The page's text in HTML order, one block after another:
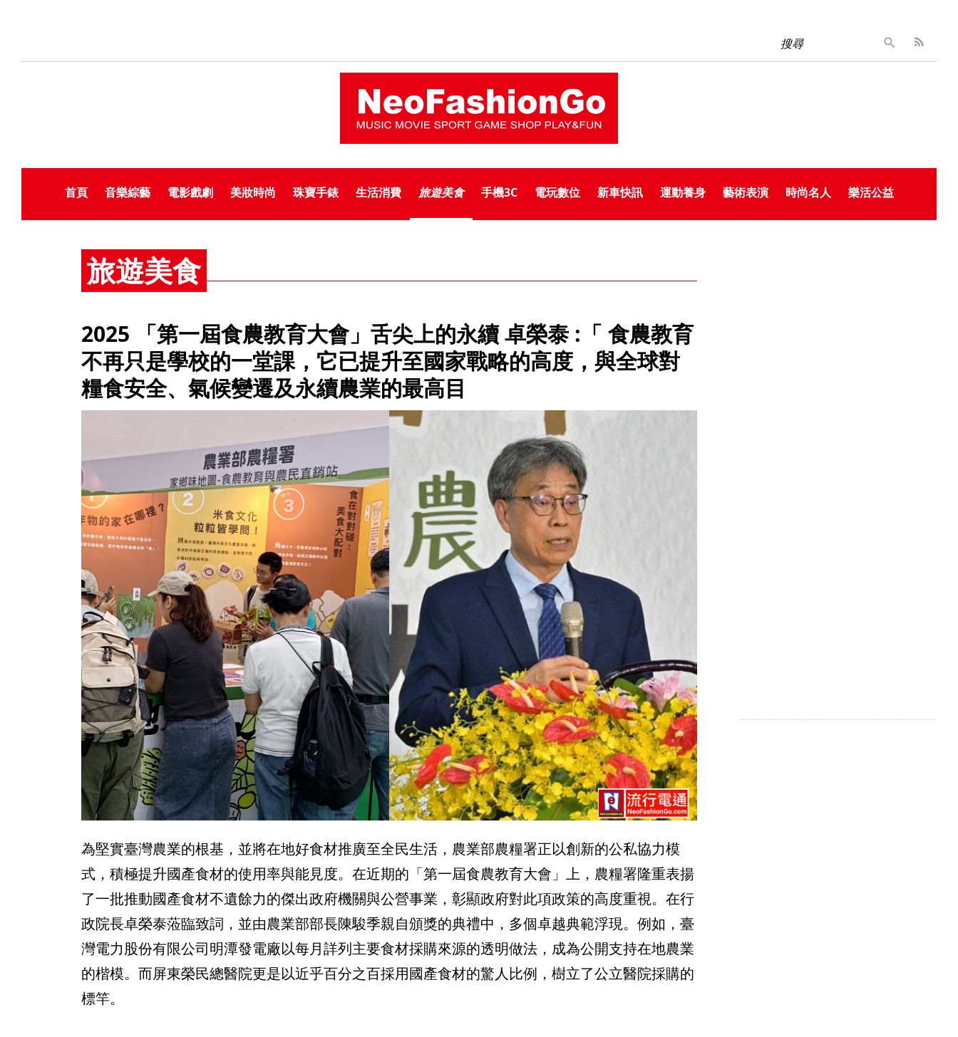
搜尋
首頁 音樂綜藝 電影戲劇 美妝時尚 珠寶手錶 生活消費 旅遊美食 手機3C 電玩數位 新車快訊 運動養身 藝術表演 時尚名人 樂活公益
旅遊美食
2025 「第一屆食農教育大會」舌尖上的永續 卓榮泰 :「 食農教育
不再只是學校的一堂課，它已提升至國家戰略的高度，與全球對
糧食安全、氣候變遷及永續農業的最高目
為堅實臺灣農業的根基，並將在地好食材推廣至全民生活，農業部農糧署正以創新的公私協力模
式，積極提升國產食材的使用率與能見度。在近期的「第一屆食農教育大會」上，農糧署隆重表揚
了一批推動國產食材不遺餘力的傑出政府機關與公營事業，彰顯政府對此項政策的高度重視。在行
政院長卓榮泰蒞臨致詞，並由農業部部長陳駿季親自頒獎的典禮中，多個卓越典範浮現。例如，臺
灣電力股份有限公司明潭發電廠以每月詳列主要食材採購來源的透明做法，成為公開支持在地農業
的楷模。而屏東榮民總醫院更是以近乎百分之百採用國產食材的驚人比例，樹立了公立醫院採購的
標竿。